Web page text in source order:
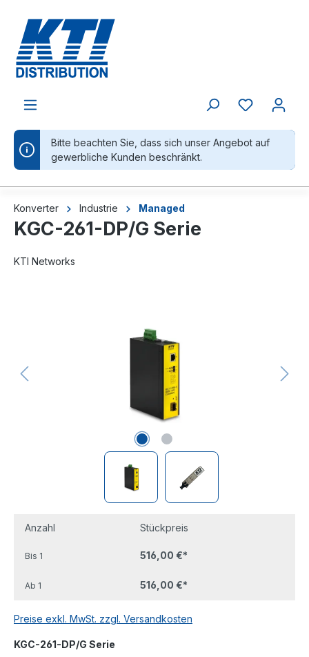
Bitte beachten Sie, dass sich unser Angebot auf
gewerbliche Kunden beschränkt.
Konverter Industrie Managed
KGC-261-DP/G Serie
KTI Networks
Anzahl Stückpreis
Bis 1 516,00 €*
Ab 1 516,00 €*
Preise exkl. MwSt. zzgl. Versandkosten
KGC-261-DP/G Serie